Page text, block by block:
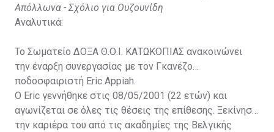
Απόλλωνα - Σχόλιο για Ουζουνίδη
Αναλυτικά:
Το Σωματείο ΔΟΞΑ Θ.Ο.Ι. ΚΑΤΩΚΟΠΙΑΣ ανακοινώνει
την έναρξη συνεργασίας με τον Γκανέζο
ποδοσφαιριστή Eric Appiah.
Ο Eric γεννήθηκε στις 08/05/2001 (22 ετών) και
αγωνίζεται σε όλες τις θέσεις της επίθεσης. Ξεκίνησε
την καριέρα του από τις ακαδημίες της Βελγικής